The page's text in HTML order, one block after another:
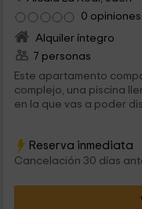
0 opiniones
Alquiler íntegro
7 personas
Este apartamento
complejo, una piscina
en la que vas a poder
Reserva inmediata
Cancelación 30 días